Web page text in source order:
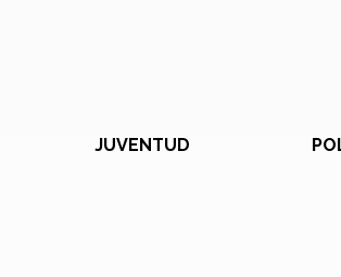
JUVENTUD